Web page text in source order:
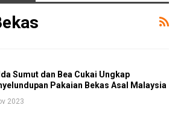
Sumut dan Bea Cukai Ungkap
Pakaian Bekas Asal Malaysia
2023